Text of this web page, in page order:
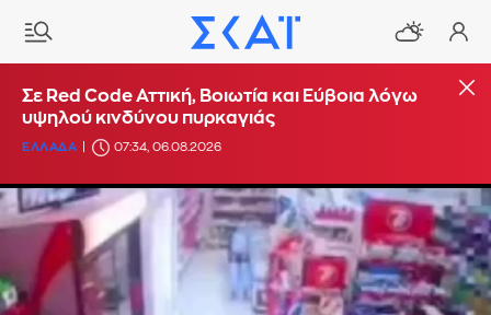
Σε Red Code Αττική, Βοιωτία και Εύβοια λόγω
υψηλού κινδύνου πυρκαγιάς
ΕΛΛΑΔΑ 07:34, 06.08.2026